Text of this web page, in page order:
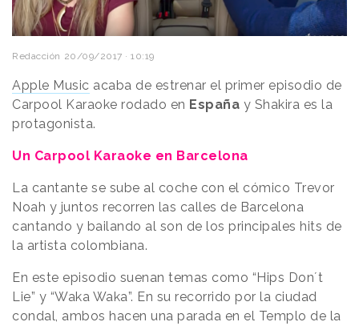
Redacción 20/09/2017 · 10:19
Apple Music acaba de estrenar el primer episodio de
Carpool Karaoke rodado en España y Shakira es la
protagonista.
Un Carpool Karaoke en Barcelona
La cantante se sube al coche con el cómico Trevor
Noah y juntos recorren las calles de Barcelona
cantando y bailando al son de los principales hits de
la artista colombiana.
En este episodio suenan temas como “Hips Don´t
Lie” y “Waka Waka”. En su recorrido por la ciudad
condal, ambos hacen una parada en el Templo de la